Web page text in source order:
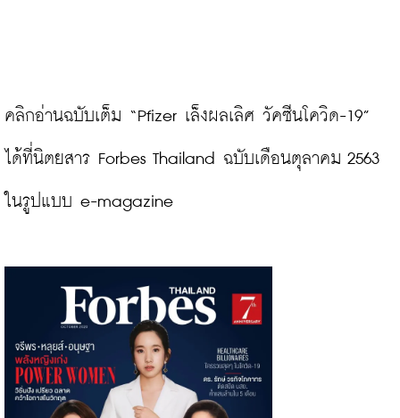
คลิกอ่านฉบับเต็ม “Pfizer เล็งผลเลิศ วัคซีนโควิด-19”
ได้ที่นิตยสาร Forbes Thailand ฉบับเดือนตุลาคม 2563
ในรูปแบบ e-magazine